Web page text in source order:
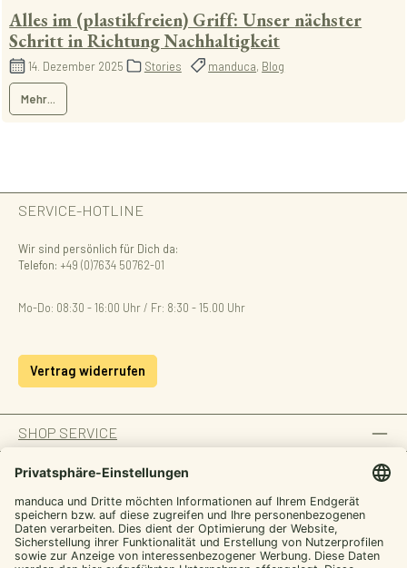
Alles im (plastikfreien) Griff: Unser nächster
Schritt in Richtung Nachhaltigkeit
14. Dezember 2025 Stories manduca, Blog
Mehr...
SERVICE-HOTLINE
Wir sind persönlich für Dich da:
Telefon: +49 (0)7634 50762-01
Mo-Do: 08:30 - 16:00 Uhr / Fr: 8:30 - 15.00 Uhr
Vertrag widerrufen
SHOP SERVICE
INFORMATION
ZAHLUNGSARTEN
SICHER EINKAUFEN
Von manduca,